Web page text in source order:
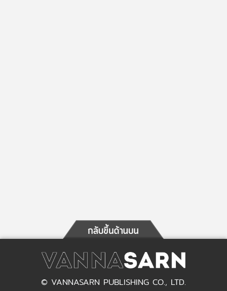
© VANNASARN PUBLISHING CO., LTD.